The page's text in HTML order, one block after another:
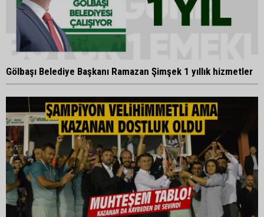
Gölbaşı Belediye Başkanı Ramazan Şimşek 1 yıllık hizmetler